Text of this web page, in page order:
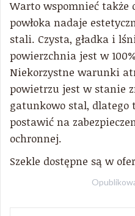
Warto wspomnieć także
powłoka nadaje
stali. Czysta, gładka i
powierzchnia jest w
Niekorzystne warunki
powietrzu jest w stanie
gatunkowo stal, dlatego
postawić na
ochronnej.
Szekle dostępne są w